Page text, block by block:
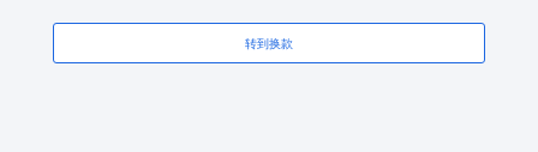
转到换款